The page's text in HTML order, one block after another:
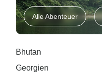
Alle Abenteuer
Bhutan
Georgien